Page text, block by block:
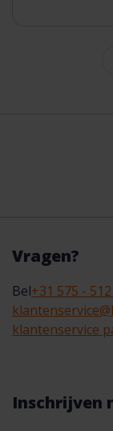
Vragen?
Bel+31 575 -
klantenservice
Inschrijven